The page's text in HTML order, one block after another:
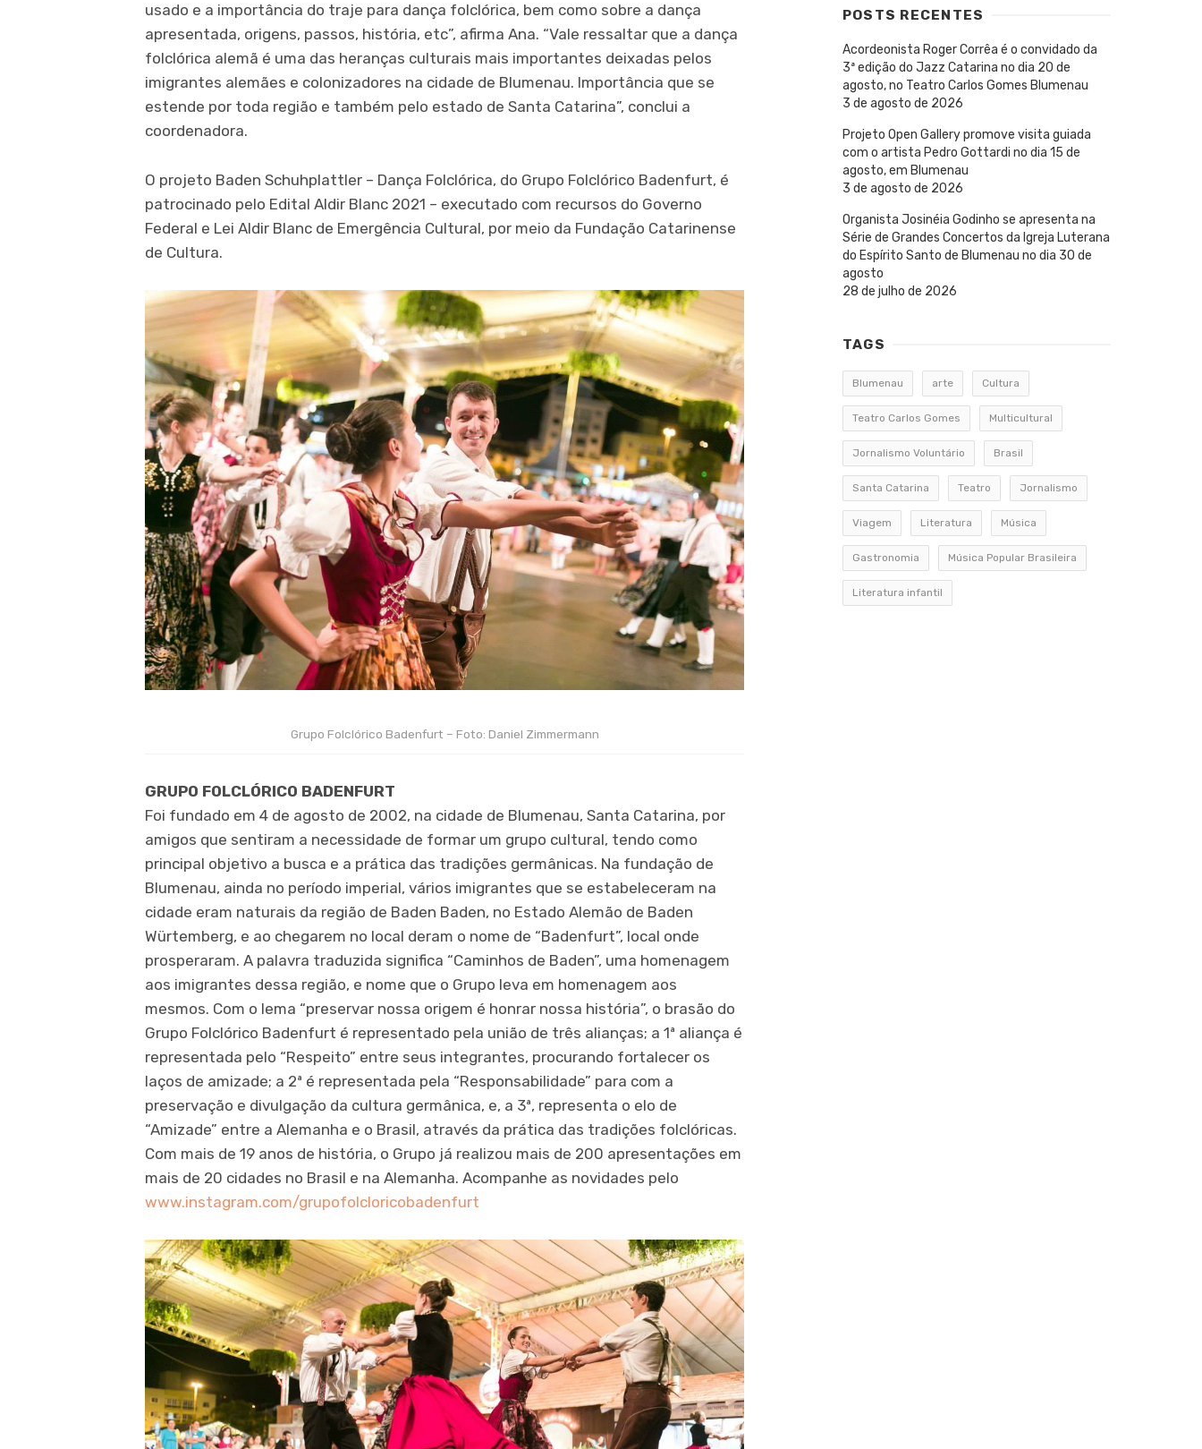
usado e a importância do traje para dança folclórica, bem como sobre a dança
apresentada, origens, passos, história, etc”, afirma Ana. “Vale ressaltar que a dança
folclórica alemã é uma das heranças culturais mais importantes deixadas pelos
imigrantes alemães e colonizadores na cidade de Blumenau. Importância que se
estende por toda região e também pelo estado de Santa Catarina”, conclui a
coordenadora.
O projeto Baden Schuhplattler – Dança Folclórica, do Grupo Folclórico Badenfurt, é
patrocinado pelo Edital Aldir Blanc 2021 – executado com recursos do Governo
Federal e Lei Aldir Blanc de Emergência Cultural, por meio da Fundação Catarinense
de Cultura.
Grupo Folclórico Badenfurt – Foto: Daniel Zimmermann
GRUPO FOLCLÓRICO BADENFURT
Foi fundado em 4 de agosto de 2002, na cidade de Blumenau, Santa Catarina, por
amigos que sentiram a necessidade de formar um grupo cultural, tendo como
principal objetivo a busca e a prática das tradições germânicas. Na fundação de
Blumenau, ainda no período imperial, vários imigrantes que se estabeleceram na
cidade eram naturais da região de Baden Baden, no Estado Alemão de Baden
Würtemberg, e ao chegarem no local deram o nome de “Badenfurt”, local onde
prosperaram. A palavra traduzida significa “Caminhos de Baden”, uma homenagem
aos imigrantes dessa região, e nome que o Grupo leva em homenagem aos
mesmos. Com o lema “preservar nossa origem é honrar nossa história”, o brasão do
Grupo Folclórico Badenfurt é representado pela união de três alianças; a 1ª aliança é
representada pelo “Respeito” entre seus integrantes, procurando fortalecer os
laços de amizade; a 2ª é representada pela “Responsabilidade” para com a
preservação e divulgação da cultura germânica, e, a 3ª, representa o elo de
“Amizade” entre a Alemanha e o Brasil, através da prática das tradições folclóricas.
Com mais de 19 anos de história, o Grupo já realizou mais de 200 apresentações em
mais de 20 cidades no Brasil e na Alemanha. Acompanhe as novidades pelo
www.instagram.com/grupofolcloricobadenfurt
POSTS RECENTES
Acordeonista Roger Corrêa é o convidado da
3ª edição do Jazz Catarina no dia 20 de
agosto, no Teatro Carlos Gomes Blumenau
3 de agosto de 2026
Projeto Open Gallery promove visita guiada
com o artista Pedro Gottardi no dia 15 de
agosto, em Blumenau
3 de agosto de 2026
Organista Josinéia Godinho se apresenta na
Série de Grandes Concertos da Igreja Luterana
do Espírito Santo de Blumenau no dia 30 de
agosto
28 de julho de 2026
TAGS
Blumenau arte Cultura
Teatro Carlos Gomes Multicultural
Jornalismo Voluntário Brasil
Santa Catarina Teatro Jornalismo
Viagem Literatura Música
Gastronomia Música Popular Brasileira
Literatura infantil